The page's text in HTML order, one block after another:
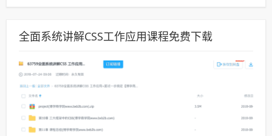
全面系统讲解CSS工作应用课程免费下载